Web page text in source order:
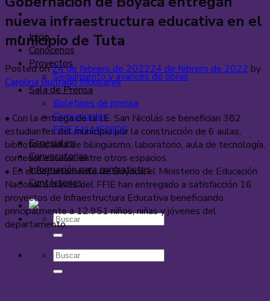
Inicio
Conócenos
Proyectos
Seguimiento y avances de obras
Sala de Prensa
Boletines de prensa
Comunicados
FFIE EN MEDIOS
Especiales
Convocatorias
Información para contratistas
Contáctenos
nueva infraestructura educativa en el
municipio de Tuta
Posted on24 de febrero de 202224 de febrero de 2022 by
Carolina Buitrago Monsalve
• Con la entrega de la I.E. San Nicolás se benefician 382
estudiantes del municipio por la construcción de 6 aulas,
biblioteca, aula de bilingüismo, laboratorio, aula de tecnología,
comedor escolar, entre otros espacios.
• En el departamento de Boyacá, el Ministerio de Educación
Nacional a través del FFIE han entregado a satisfacción 16
proyectos de Infraestructura Educativa beneficiando
principalmente a 12.951 niños, niñas y jóvenes del
departamento.